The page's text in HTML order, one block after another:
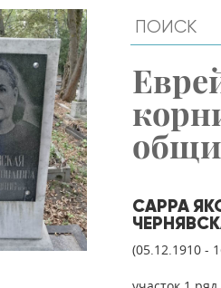
САРРА
(05.12.1910 -